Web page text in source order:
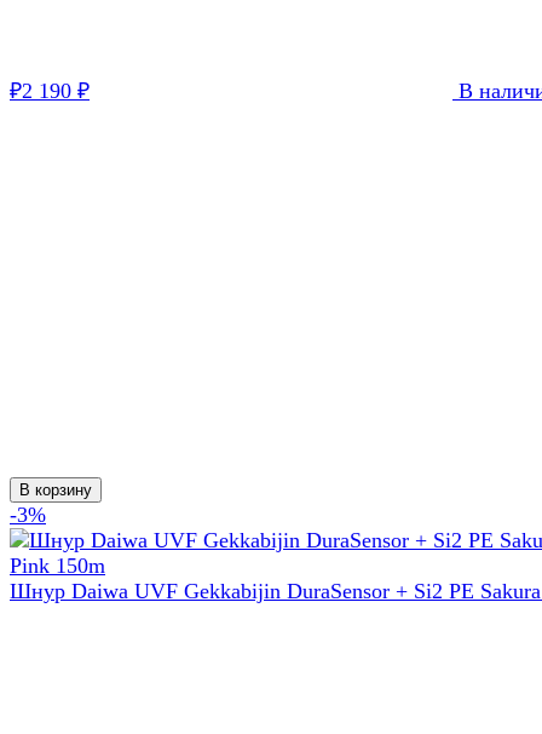
₽2 190 ₽ В
В корзину
-3%
Шнур Daiwa UVF Gekkabijin DuraSensor + Si2 PE